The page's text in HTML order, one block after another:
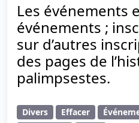
Les événements
événements ;
sur d’autres
des pages de
palimpsestes.
Divers Effacer